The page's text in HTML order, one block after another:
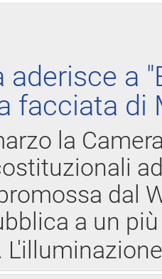
aderisce a
facciata di
la
dal
a un